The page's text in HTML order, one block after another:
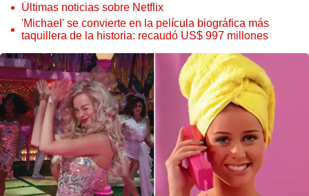
Últimas noticias sobre Netflix
'Michael' se convierte en la película biográfica más
taquillera de la historia: recaudó US$ 997 millones